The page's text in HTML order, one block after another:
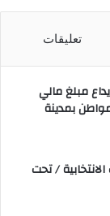
تعليقات
مبلغ مالي
بمدينة
/ تحت